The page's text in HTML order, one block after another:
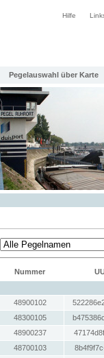
Hilfe
Pegelauswahl über Karte
Nummer
48900102
48300105
48900237
48700103